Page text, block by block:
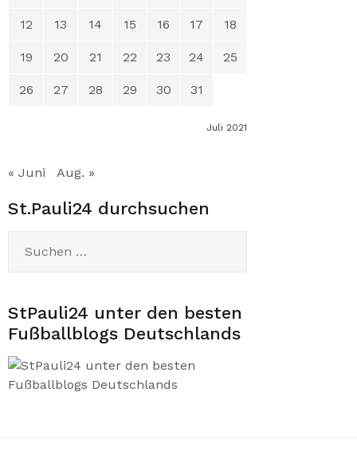
Juli 2021
12 13 14 15 16 17 18
19 20 21 22 23 24 25
26 27 28 29 30 31
« Juni Aug. »
St.Pauli24 durchsuchen
nach:
StPauli24 unter den besten
Fußballblogs Deutschlands